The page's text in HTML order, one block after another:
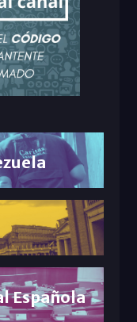
Española